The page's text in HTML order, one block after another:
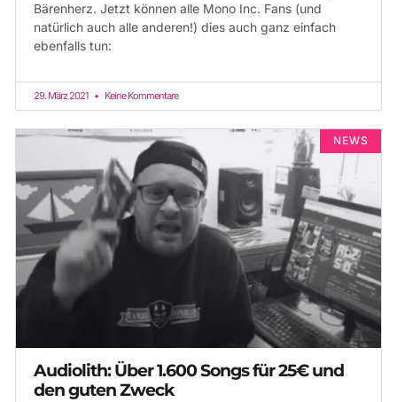
Bärenherz. Jetzt können alle Mono Inc. Fans (und
natürlich auch alle anderen!) dies auch ganz einfach
ebenfalls tun:
29. März 2021 Keine Kommentare
NEWS
Audiolith: Über 1.600 Songs für 25€ und
den guten Zweck